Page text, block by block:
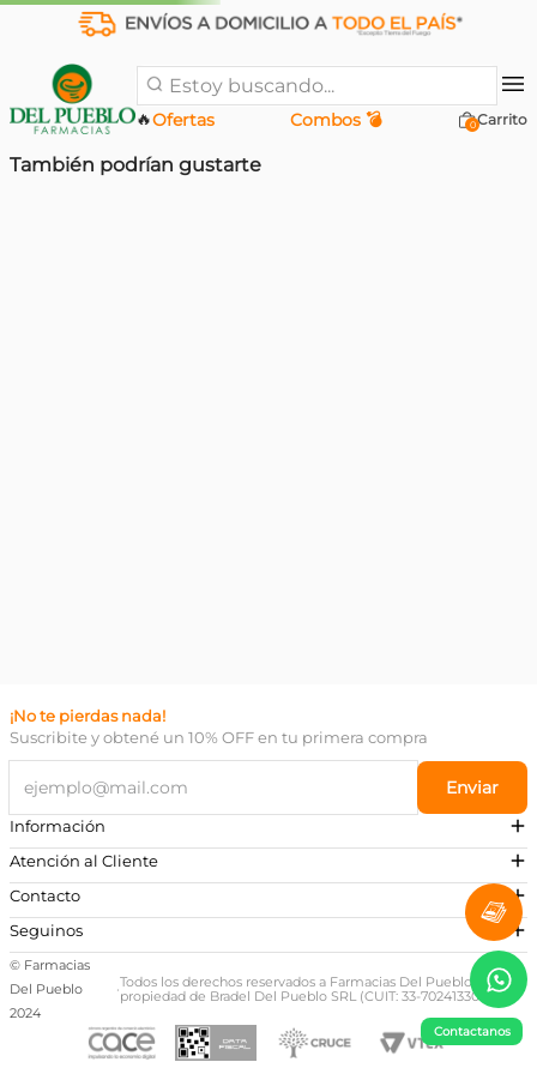
Estoy buscando...
Ofertas
🔥 Combos 💣 0
Contactanos
También podrían gustarte
¡No te pierdas nada!
Suscribite y obtené un 10% OFF en tu primera compra
Enviar
Información
Atención al Cliente
Contacto
¿Necesitás ayuda?
Preguntas Frecuentes
Escribinos a nuestro Whatsapp
+54 381 581-0674
Seguinos
© Farmacias
Del Pueblo
2024
·Todos los derechos reservados a Farmacias Del Pueblo,
propiedad de Bradel Del Pueblo SRL (CUIT: 33-70241330-9)